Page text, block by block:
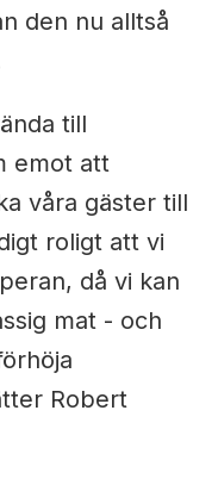
den nu alltså
till
emot att
våra gäster till
roligt att vi
då vi kan
mat - och
Robert